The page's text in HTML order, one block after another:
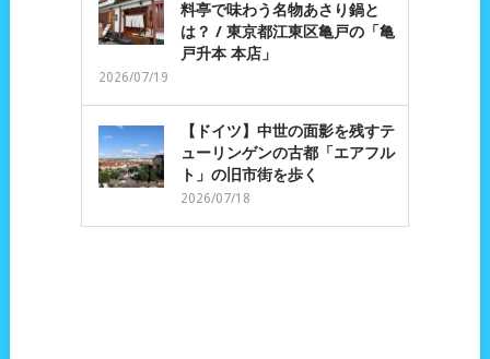
料亭で味わう名物あさり鍋と
は？ / 東京都江東区亀戸の「亀
戸升本 本店」
2026/07/19
【ドイツ】中世の面影を残すテ
ューリンゲンの古都「エアフル
ト」の旧市街を歩く
2026/07/18